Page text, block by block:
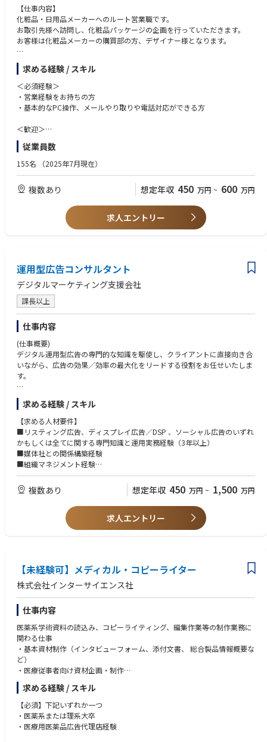
【仕事内容】
化粧品・日用品メーカーへのルート営業職です。
お取引先様へ訪問し、化粧品パッケージの企画を行っていただきます。
お客様は化粧品メーカーの購買部の方、デザイナー様となります。
ー具体的な仕事内容ー
●ニーズのヒアリング
販売先はどこか、商品情報の深堀、サンプル帳の中から提案
●見積書作成
●CAD（設計）部署との打ち合わせ
●納期までのスケジュール管理、各部署との連携
【営業組織】
20～50代のメンバーが在籍
求める経験 / スキル
＜必須経験＞
・営業経験をお持ちの方
・基本的なPC操作、メールやり取りや電話対応ができる方
＜歓迎＞
・マネジメント経験をお持ちの方
・印刷、パッケージ、資材業界のご経験をお持ちの方
従業員数
155名 （2025年7月現在）
複数あり 想定年収 450 万円 ~ 600 万円
求人エントリー
運用型広告コンサルタント
デジタルマーケティング支援会社
課長以上
仕事内容
(仕事概要)
デジタル運用型広告の専門的な知識を駆使し、クライアントに直接向き合
いながら、広告の効果／効率の最大化をリードする役割をお任せいたしま
す。
(具体的な仕事内容)
■クライアントのマーケティング課題に応じた、リスティング広告、ディ
スプレイ広告／DSP、ソーシャル広告の活用戦略・運用プランの立案
■アカウント設計、キーワード選定、入札、クリエーティブ、ランディン
グページ等の、効果の最大化に向けた運用方針の策定
■定期的な効果数値のチェック、改善施策の立案、オペレーターへの設定
■希少性の高い生活者データを武器にしたロケーションマーケティング
求める経験 / スキル
【求める人材要件】
■リスティング広告、ディスプレイ広告／DSP 、ソーシャル広告のいずれ
かもしくは全てに関する専門知識と運用実務経験（3年以上）
■媒体社との関係構築経験
■組織マネジメント経験
■大型案件を1人ではなく、チームで運用した実績
※下記に当てはまる方は特に歓迎致します。
■ネット専業代理店の広告運用コンサルタント
■大規模アカウント（5000万/月～規模）を運用しているインハウス運用
■デジタル広告ビジネスをしているプラットフォーマー/メディア/アドテ
クベンダー等の営業/運用担当者
複数あり 想定年収 450 万円 ~ 1,500 万円
求人エントリー
【未経験可】メディカル・コピーライター
株式会社インターサイエンス社
仕事内容
医薬系学術資料の読込み、コピーライティング、編集作業等の制作業務に
関わる仕事
・基本資材制作（インタビューフォーム、添付文書、 総合製品情報概要な
ど）
・医療従事者向け資材企画・制作
・患者向け疾患啓発資材企画・制作
・MR向け研修資材制作
・記事体広告企画・制作
・学会取材および記録集制作
求める経験 / スキル
【必須】下記いずれか一つ
・医薬系または理系大卒
・医療用医薬品広告代理店経験